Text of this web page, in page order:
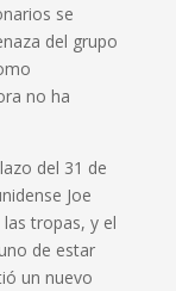
se
del grupo
no ha
del 31 de
Joe
tropas, y el
de estar
un nuevo